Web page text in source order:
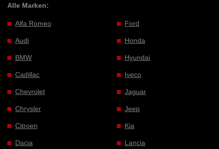
Alle Marken:
Alfa Romeo
Audi
BMW
Cadillac
Chevrolet
Chrysler
Citroen
Dacia
Ford
Honda
Hyundai
Iveco
Jaguar
Jeep
Kia
Lancia